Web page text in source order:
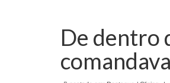
De dentro